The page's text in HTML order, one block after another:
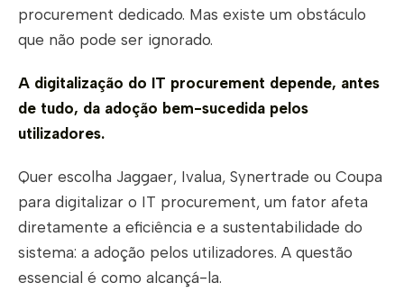
procurement dedicado. Mas existe um obstáculo
que não pode ser ignorado.
A digitalização do IT procurement depende, antes
de tudo, da adoção bem-sucedida pelos
utilizadores.
Quer escolha Jaggaer, Ivalua, Synertrade ou Coupa
para digitalizar o IT procurement, um fator afeta
diretamente a eficiência e a sustentabilidade do
sistema: a adoção pelos utilizadores. A questão
essencial é como alcançá-la.